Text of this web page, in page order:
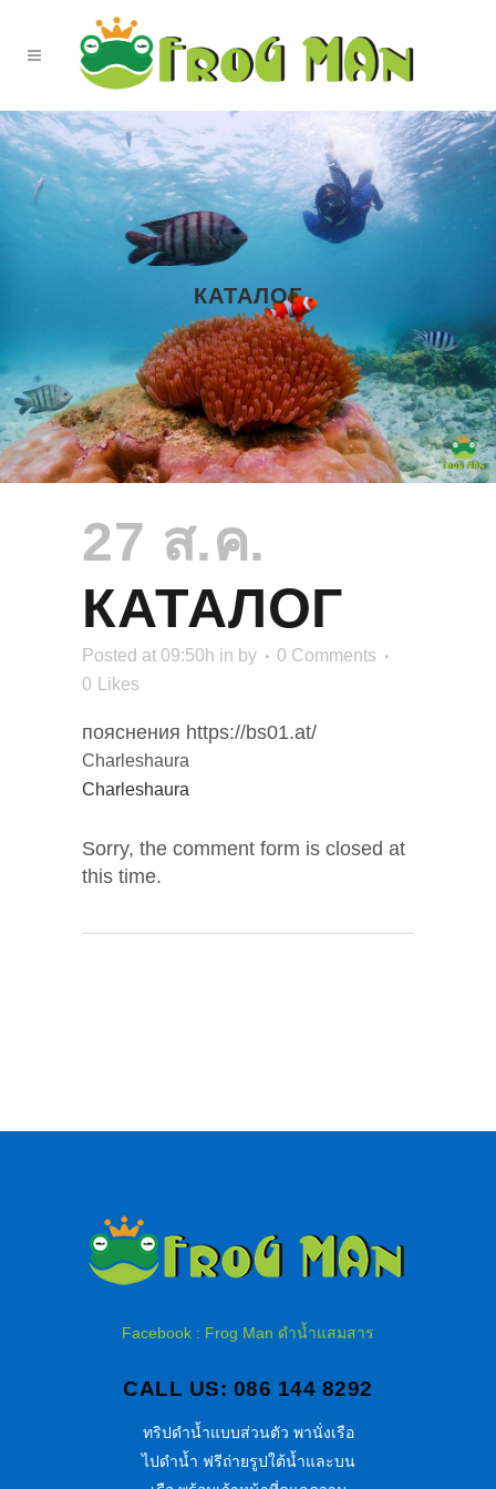
КАТАЛОГ
27 ส.ค.
КАТАЛОГ
Posted at 09:50h in by
0 Comments
0
Likes
пояснения https://bs01.at/
Charleshaura
Charleshaura
Sorry, the comment form is closed at
this time.
Facebook : Frog Man ดำน้ำแสมสาร
CALL US: 086 144 8292
ทริปดำน้ำแบบส่วนตัว พานั่งเรือ
ไปดำน้ำ ฟรีถ่ายรูปใต้น้ำและบน